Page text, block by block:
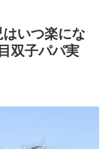
いつ楽にな
双子パパ実